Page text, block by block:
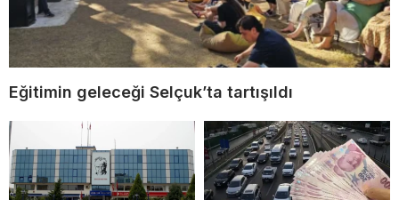
Eğitimin geleceği Selçuk’ta tartışıldı